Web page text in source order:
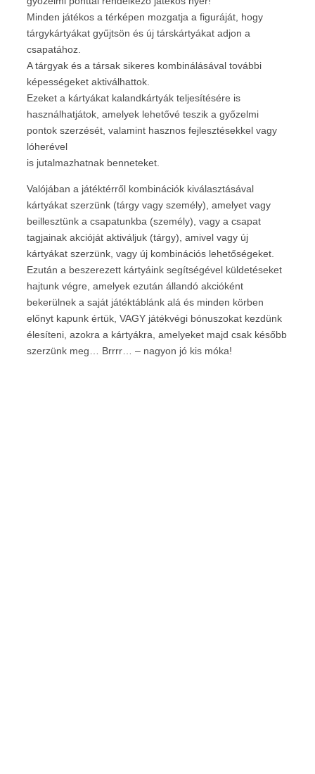
Minden játékos a térképen mozgatja a figuráját, hogy
tárgykártyákat gyűjtsön és új társkártyákat adjon a
csapatához.
A tárgyak és a társak sikeres kombinálásával további
képességeket aktiválhattok.
Ezeket a kártyákat kalandkártyák teljesítésére is
használhatjátok, amelyek lehetővé teszik a győzelmi
pontok szerzését, valamint hasznos fejlesztésekkel vagy
lóherével
is jutalmazhatnak benneteket.
Valójában a játéktérről kombinációk kiválasztásával
kártyákat szerzünk (tárgy vagy személy), amelyet vagy
beillesztünk a csapatunkba (személy), vagy a csapat
tagjainak akcióját aktiváljuk (tárgy), amivel vagy új
kártyákat szerzünk, vagy új kombinációs lehetőségeket.
Ezután a beszerezett kártyáink segítségével küldetéseket
hajtunk végre, amelyek ezután állandó akcióként
bekerülnek a saját játéktáblánk alá és minden körben
előnyt kapunk értük, VAGY játékvégi bónuszokat kezdünk
élesíteni, azokra a kártyákra, amelyeket majd csak később
szerzünk meg… Brrrr… – nagyon jó kis móka!